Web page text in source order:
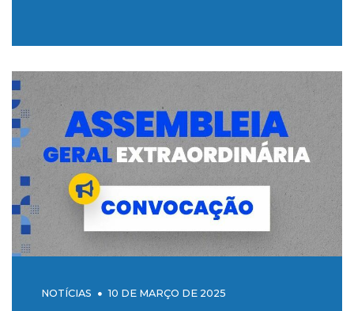
NOTÍCIAS 10 DE MARÇO DE 2025